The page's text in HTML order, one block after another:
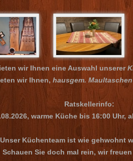
wir Ihnen eine Auswahl unserer
wir Ihnen, hausgem.
Ratskellerinfo:
warme Küche bis 16:00 Uhr,
Unser Küchenteam ist wie gehwohnt
Schauen Sie doch mal rein, wir